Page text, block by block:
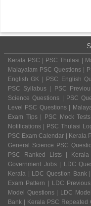
Kerala PSC | PSC Thulasi |
Malayalam PSC Questions |
English GK | PSC English
PSC Syllabus | PSC
Science Questions | PSC
Level PSC Questions |
Exam Tips | PSC Mock
Notifications | PSC Thulasi
PSC Exam Calendar | Kerala
General Science PSC
PSC Ranked Lists |
Government Jobs | LDC
Kerala | LDC Question Bank
Exam Pattern | LDC
Model Questions | LDC
Bank | Kerala PSC Repeated